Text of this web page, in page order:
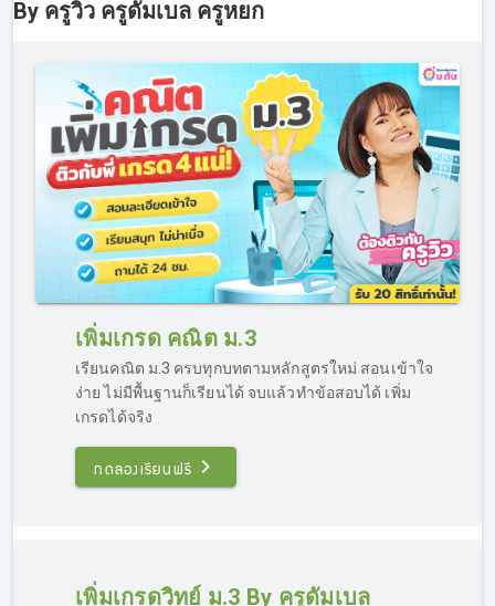
By ครูวิว ครูดัมเบล ครูหยก
เพิ่มเกรด คณิต ม.3
เรียนคณิต ม.3 ครบทุกบทตามหลักสูตรใหม่ สอนเข้าใจ
ง่าย ไม่มีพื้นฐานก็เรียนได้ จบแล้วทำข้อสอบได้ เพิ่ม
เกรดได้จริง
ทดลองเรียนฟรี